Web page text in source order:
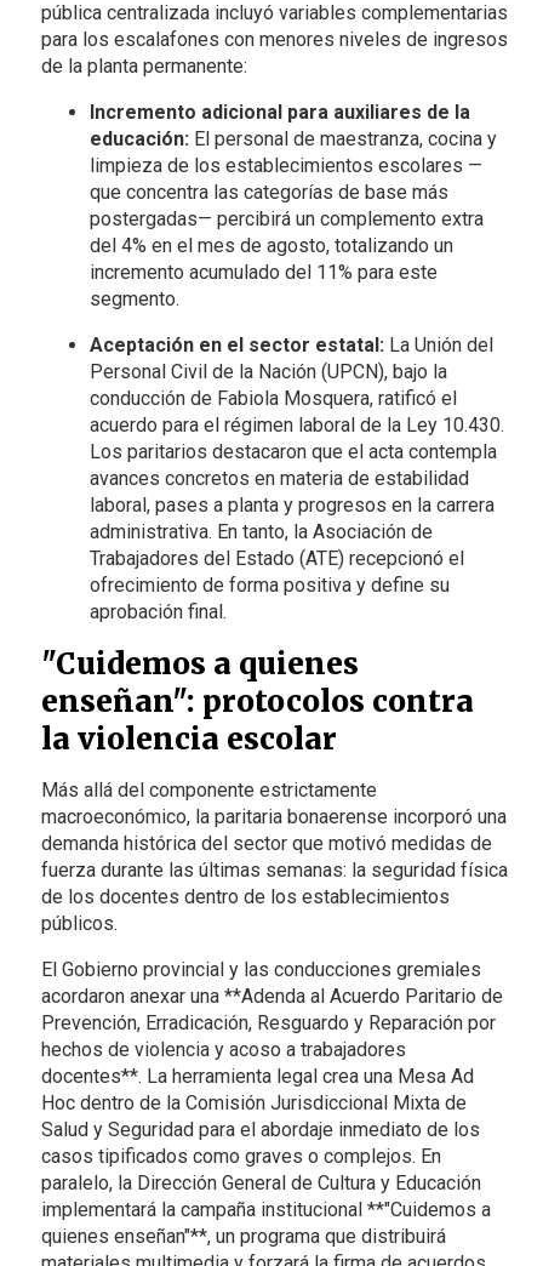
pública centralizada incluyó variables complementarias
para los escalafones con menores niveles de ingresos
de la planta permanente:
Incremento adicional para auxiliares de la
educación:El personal de maestranza, cocina y
limpieza de los establecimientos escolares —
que concentra las categorías de base más
postergadas— percibirá un complemento extra
del 4% en el mes de agosto, totalizando un
incremento acumulado del 11% para este
segmento.
Aceptación en el sector estatal:La Unión del
Personal Civil de la Nación (UPCN), bajo la
conducción de Fabiola Mosquera, ratificó el
acuerdo para el régimen laboral de la Ley 10.430.
Los paritarios destacaron que el acta contempla
avances concretos en materia de estabilidad
laboral, pases a planta y progresos en la carrera
administrativa. En tanto, la Asociación de
Trabajadores del Estado (ATE) recepcionó el
ofrecimiento de forma positiva y define su
aprobación final.
"Cuidemos a quienes
enseñan": protocolos contra
la violencia escolar
Más allá del componente estrictamente
macroeconómico, la paritaria bonaerense incorporó una
demanda histórica del sector que motivó medidas de
fuerza durante las últimas semanas: la seguridad física
de los docentes dentro de los establecimientos
públicos.
El Gobierno provincial y las conducciones gremiales
acordaron anexar una **Adenda al Acuerdo Paritario de
Prevención, Erradicación, Resguardo y Reparación por
hechos de violencia y acoso a trabajadores
docentes**. La herramienta legal crea una Mesa Ad
Hoc dentro de la Comisión Jurisdiccional Mixta de
Salud y Seguridad para el abordaje inmediato de los
casos tipificados como graves o complejos. En
paralelo, la Dirección General de Cultura y Educación
implementará la campaña institucional **"Cuidemos a
quienes enseñan"**, un programa que distribuirá